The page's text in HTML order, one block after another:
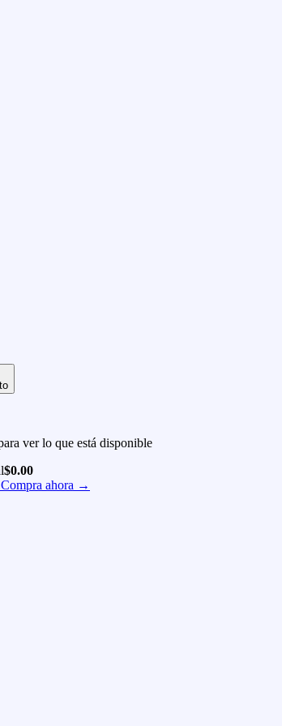
ver lo que está disponible
$0.00
ahora →